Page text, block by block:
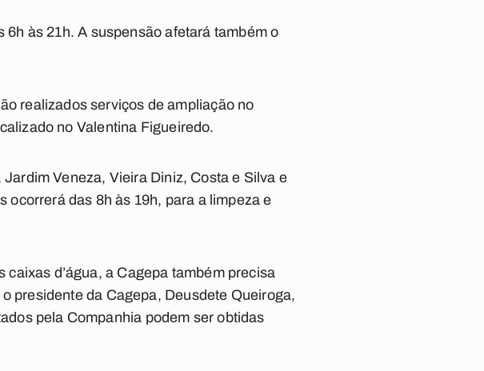
às 21h. A suspensão afetará também o
realizados serviços de ampliação no
no Valentina Figueiredo.
Veneza, Vieira Diniz, Costa e Silva e
das 8h às 19h, para a limpeza e
d’água, a Cagepa também precisa
presidente da Cagepa, Deusdete Queiroga,
pela Companhia podem ser obtidas